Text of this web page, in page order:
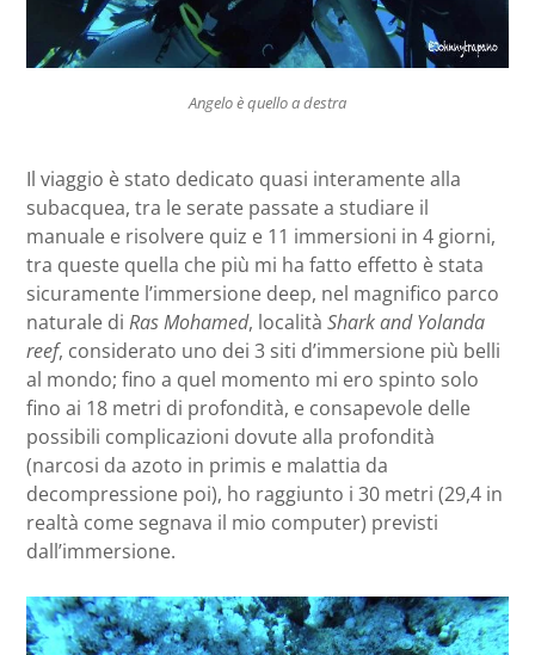
Angelo è quello a destra
Il viaggio è stato dedicato quasi interamente alla
subacquea, tra le serate passate a studiare il
manuale e risolvere quiz e 11 immersioni in 4 giorni,
tra queste quella che più mi ha fatto effetto è stata
sicuramente l’immersione deep, nel magnifico parco
naturale di Ras Mohamed, località Shark and Yolanda
reef, considerato uno dei 3 siti d’immersione più belli
al mondo; fino a quel momento mi ero spinto solo
fino ai 18 metri di profondità, e consapevole delle
possibili complicazioni dovute alla profondità
(narcosi da azoto in primis e malattia da
decompressione poi), ho raggiunto i 30 metri (29,4 in
realtà come segnava il mio computer) previsti
dall’immersione.